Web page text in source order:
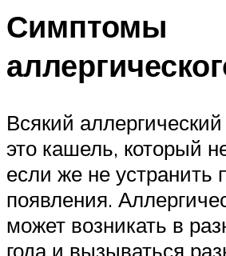
Симптомы
Всякий
это кашель, который
если же не устранить
появления.
может возникать в
года и вызываться